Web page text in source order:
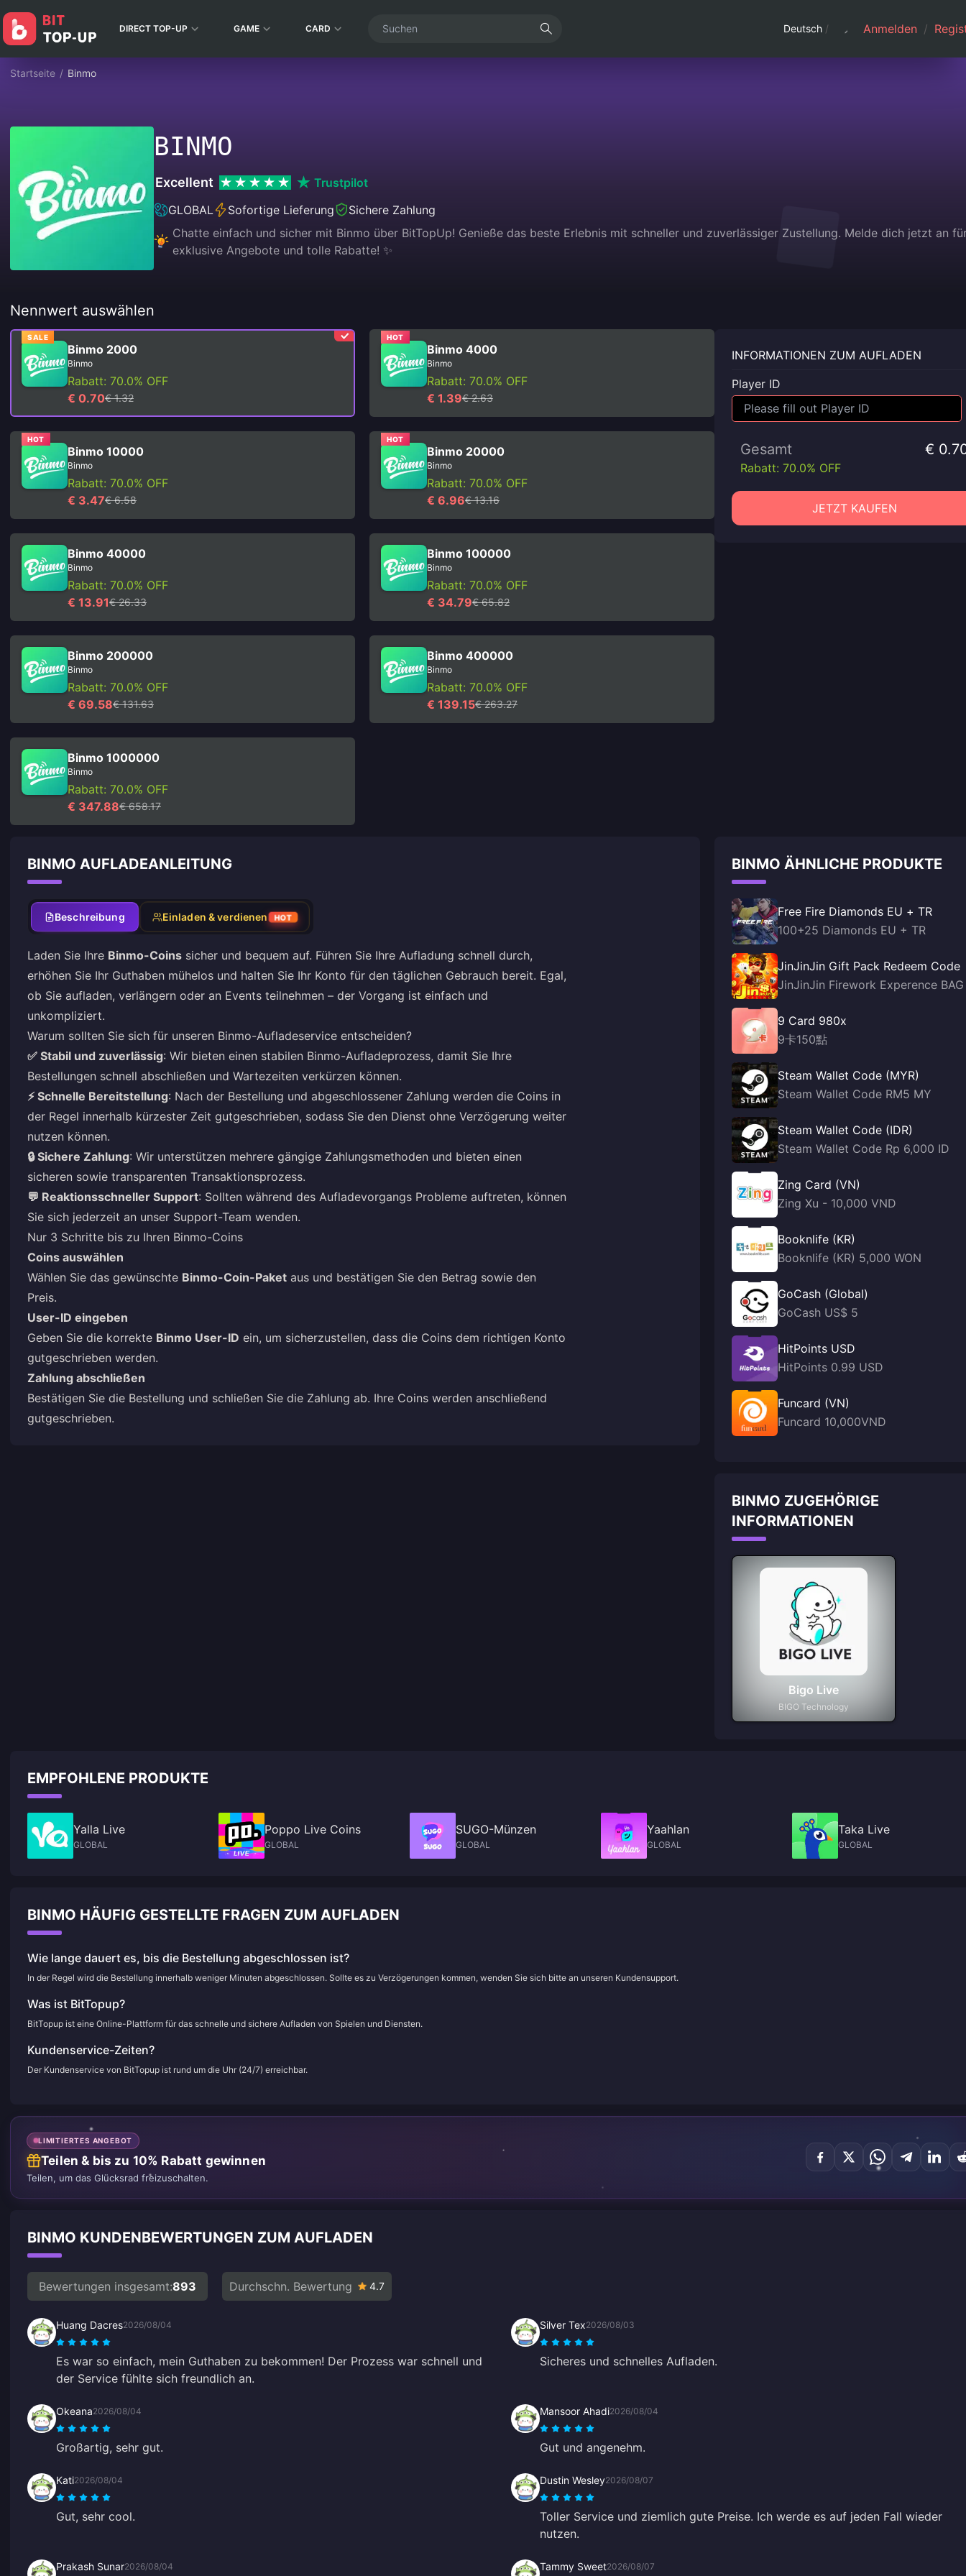
DIRECT TOP-UP GAME CARD Deutsch / Anmelden /
Startseite / Binmo
BINMO
Excellent
Trustpilot
GLOBAL
Sofortige Lieferung
Sichere Zahlung
Chatte einfach und sicher mit Binmo über BitTopUp! Genieße das beste Erlebnis mit schneller und zuverlässiger Zustellung. Melde dich jetzt an
exklusive Angebote und tolle Rabatte! ✨
Nennwert auswählen
SALE
Binmo 2000
Binmo
Rabatt: 70.0% OFF
€ 0.70€ 1.32
HOT
Binmo 4000
Binmo
Rabatt: 70.0% OFF
€ 1.39€ 2.63
HOT
Binmo 10000
Binmo
Rabatt: 70.0% OFF
€ 3.47€ 6.58
HOT
Binmo 20000
Binmo
Rabatt: 70.0% OFF
€ 6.96€ 13.16
Binmo 40000
Binmo
Rabatt: 70.0% OFF
€ 13.91€ 26.33
Binmo 100000
Binmo
Rabatt: 70.0% OFF
€ 34.79€ 65.82
Binmo 200000
Binmo
Rabatt: 70.0% OFF
€ 69.58€ 131.63
Binmo 400000
Binmo
Rabatt: 70.0% OFF
€ 139.15€ 263.27
Binmo 1000000
Binmo
Rabatt: 70.0% OFF
€ 347.88€ 658.17
INFORMATIONEN ZUM AUFLADEN
Player ID
Gesamt €
Rabatt: 70.0% OFF
JETZT KAUFEN
BINMO AUFLADEANLEITUNG
Beschreibung Einladen & verdienen HOT
Laden Sie Ihre Binmo-Coins sicher und bequem auf. Führen Sie Ihre Aufladung schnell durch,
erhöhen Sie Ihr Guthaben mühelos und halten Sie Ihr Konto für den täglichen Gebrauch bereit. Egal,
ob Sie aufladen, verlängern oder an Events teilnehmen – der Vorgang ist einfach und
unkompliziert.
Warum sollten Sie sich für unseren Binmo-Aufladeservice entscheiden?
✅ Stabil und zuverlässig: Wir bieten einen stabilen Binmo-Aufladeprozess, damit Sie Ihre
Bestellungen schnell abschließen und Wartezeiten verkürzen können.
⚡ Schnelle Bereitstellung: Nach der Bestellung und abgeschlossener Zahlung werden die Coins in
der Regel innerhalb kürzester Zeit gutgeschrieben, sodass Sie den Dienst ohne Verzögerung weiter
nutzen können.
🔒 Sichere Zahlung: Wir unterstützen mehrere gängige Zahlungsmethoden und bieten einen
sicheren sowie transparenten Transaktionsprozess.
💬 Reaktionsschneller Support: Sollten während des Aufladevorgangs Probleme auftreten, können
Sie sich jederzeit an unser Support-Team wenden.
Nur 3 Schritte bis zu Ihren Binmo-Coins
Coins auswählen
Wählen Sie das gewünschte Binmo-Coin-Paket aus und bestätigen Sie den Betrag sowie den
Preis.
User-ID eingeben
Geben Sie die korrekte Binmo User-ID ein, um sicherzustellen, dass die Coins dem richtigen Konto
gutgeschrieben werden.
Zahlung abschließen
Bestätigen Sie die Bestellung und schließen Sie die Zahlung ab. Ihre Coins werden anschließend
gutgeschrieben.
BINMO ÄHNLICHE PRODUKTE
Free Fire Diamonds EU + TR
100+25 Diamonds EU + TR
JinJinJin Gift Pack Redeem Code
JinJinJin Firework Experence BAG
9 Card 980x
9卡150點
Steam Wallet Code (MYR)
Steam Wallet Code RM5 MY
Steam Wallet Code (IDR)
Steam Wallet Code Rp 6,000 ID
Zing Card (VN)
Zing Xu - 10,000 VND
Booknlife (KR)
Booknlife (KR) 5,000 WON
GoCash (Global)
GoCash US$ 5
HitPoints USD
HitPoints 0.99 USD
Funcard (VN)
Funcard 10,000VND
BINMO ZUGEHÖRIGE
INFORMATIONEN
Bigo Live
BIGO Technology
EMPFOHLENE PRODUKTE
Yalla Live
GLOBAL
Poppo Live Coins
GLOBAL
SUGO-Münzen
GLOBAL
Yaahlan
GLOBAL
Taka Live
GLOBAL
BINMO HÄUFIG GESTELLTE FRAGEN ZUM AUFLADEN
Wie lange dauert es, bis die Bestellung abgeschlossen ist?
In der Regel wird die Bestellung innerhalb weniger Minuten abgeschlossen. Sollte es zu Verzögerungen kommen, wenden Sie sich bitte an unseren Kundensupport.
Was ist BitTopup?
BitTopup ist eine Online-Plattform für das schnelle und sichere Aufladen von Spielen und Diensten.
Kundenservice-Zeiten?
Der Kundenservice von BitTopup ist rund um die Uhr (24/7) erreichbar.
LIMITIERTES ANGEBOT
Teilen & bis zu 10% Rabatt gewinnen
Teilen, um das Glücksrad freizuschalten.
BINMO KUNDENBEWERTUNGEN ZUM AUFLADEN
Bewertungen insgesamt:893 Durchschn. Bewertung 4.7
Huang Dacres2026/08/04
Es war so einfach, mein Guthaben zu bekommen! Der Prozess war schnell und
der Service fühlte sich freundlich an.
Silver Tex2026/08/03
Sicheres und schnelles Aufladen.
Okeana2026/08/04
Großartig, sehr gut.
Mansoor Ahadi2026/08/04
Gut und angenehm.
Kati2026/08/04
Gut, sehr cool.
Dustin Wesley2026/08/07
Toller Service und ziemlich gute Preise. Ich werde es auf jeden Fall wieder
nutzen.
Prakash Sunar2026/08/04 Tammy Sweet2026/08/07